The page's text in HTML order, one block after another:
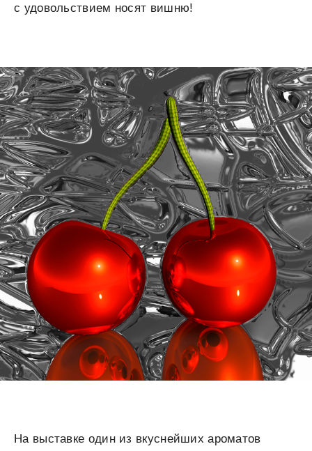
с удовольствием носят вишню!
На выставке один из вкуснейших ароматов